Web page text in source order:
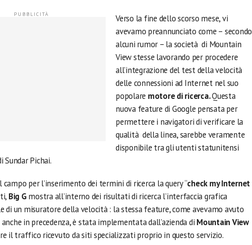
Verso la fine dello scorso mese, vi
avevamo preannunciato come – secondo
alcuni rumor – la società di Mountain
View stesse lavorando per procedere
all’integrazione del test della velocità
delle connessioni ad Internet nel suo
popolare motore di ricerca.Questa
nuova feature di Google pensata per
permettere i navigatori di verificare la
qualità della linea, sarebbe veramente
disponibile tra gli utenti statunitensi
Sundar Pichai.
per l’inserimento dei termini di ricerca la query “check my Internet
Big G mostra all’interno dei risultati di ricerca l’interfaccia grafica
di un misuratore della velocità : la stessa feature, come avevamo avuto
in precedenza, è stata implementata dall’azienda di Mountain View
il traffico ricevuto da siti specializzati proprio in questo servizio.